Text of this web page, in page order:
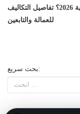
قبل التجديد .. كم تبلغ رسوم الإقامة السعودية 2026؟ تفاصيل التكاليف
للعمالة والتابعين
بحث سريع: